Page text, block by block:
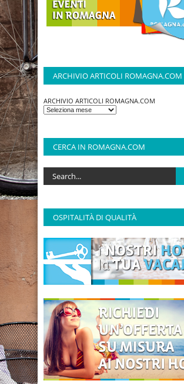
ARCHIVIO ARTICOLI ROMAGNA.COM
ARCHIVIO ARTICOLI ROMAGNA.COM
CERCA IN ROMAGNA.COM
OSPITALITÀ DI QUALITÀ